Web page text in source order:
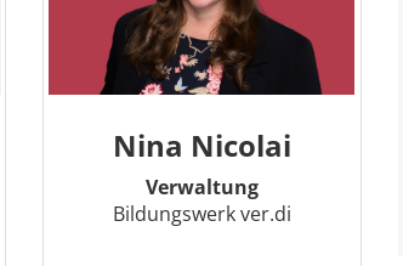
Nina Nicolai
Verwaltung
Bildungswerk ver.di